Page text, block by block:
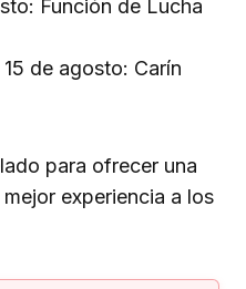
Función de Lucha
de agosto: Carín
para ofrecer una
experiencia a los